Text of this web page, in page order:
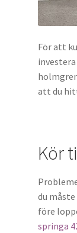
För att
att du
Kör
du
före
springa